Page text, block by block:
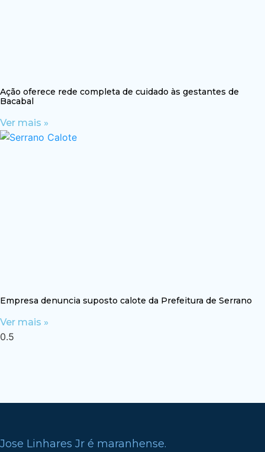
Ação oferece rede completa de cuidado às gestantes de
Bacabal
Ver mais »
Empresa denuncia suposto calote da Prefeitura de Serrano
Ver mais »
Jose Linhares Jr é maranhense.